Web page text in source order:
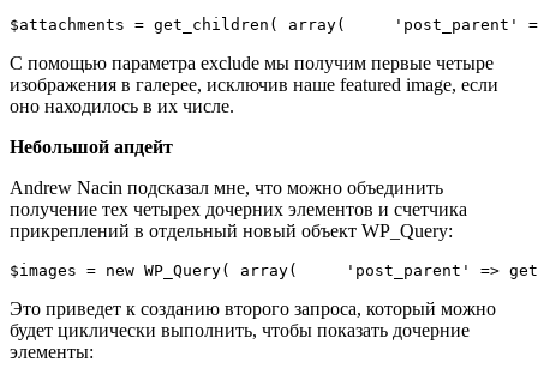
С помощью параметра exclude мы получим первые четыре
изображения в галерее, исключив наше featured image, если
оно находилось в их числе.
Небольшой апдейт
Andrew Nacin подсказал мне, что можно объединить
получение тех четырех дочерних элементов и счетчика
прикреплений в отдельный новый объект WP_Query:
$images = new WP_Query( array(
Это приведет к созданию второго запроса, который можно
будет циклически выполнить, чтобы показать дочерние
элементы: